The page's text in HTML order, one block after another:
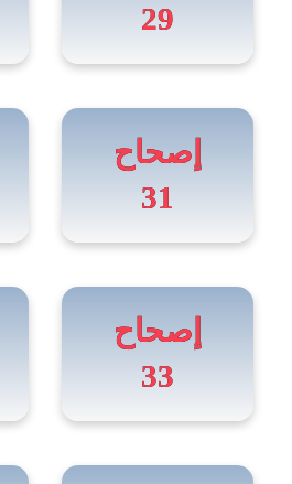
29
إصحاح
31
إصحاح
33